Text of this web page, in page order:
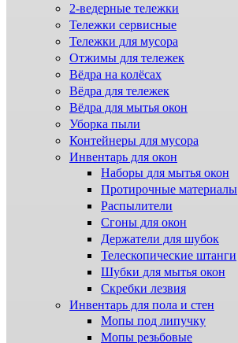
2-ведерные тележки
Тележки сервисные
Тележки для мусора
Отжимы для тележек
Вёдра на колёсах
Вёдра для тележек
Вёдра для мытья окон
Уборка пыли
Контейнеры для мусора
Инвентарь для окон
Наборы для мытья окон
Протирочные материалы
Распылители
Сгоны для окон
Держатели для шубок
Телескопические штанги
Шубки для мытья окон
Скребки лезвия
Инвентарь для пола и стен
Мопы под липучку
Мопы резьбовые